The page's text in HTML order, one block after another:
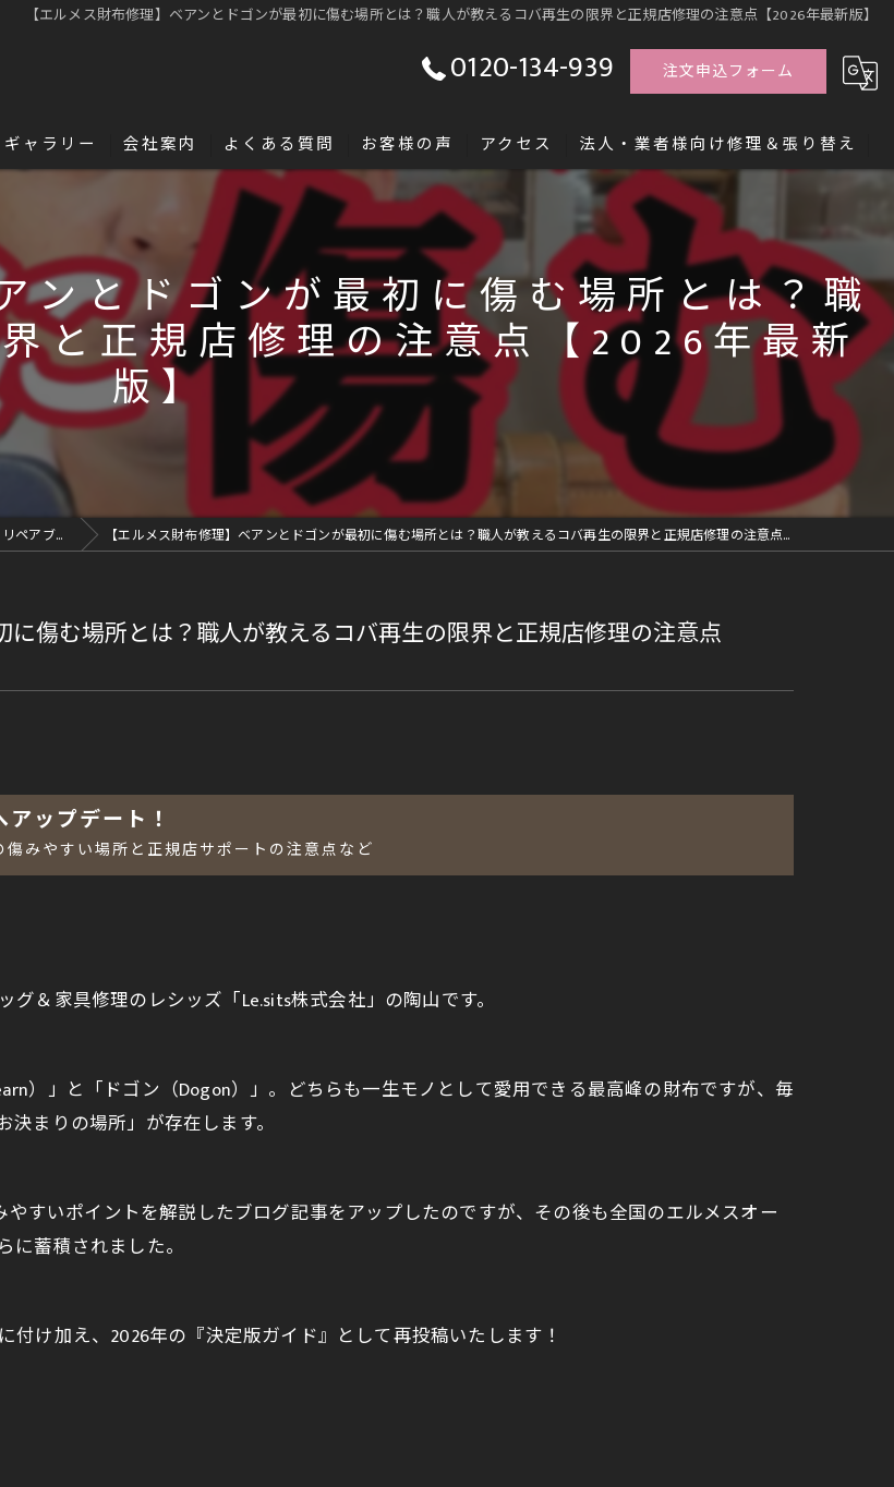
【エルメス財布修理】ベアンとドゴンが最初に傷む場所とは？職人が教えるコバ再生の限界と正規店修理の注意点【2026年最新版】
0120-134-939 注文申込フォーム
ギャラリー 会社案内
名古屋・浜松で革修理の独立・開業を目指す「レシッズ職人独立塾」
よくある質問
革の豆知識
お客様の声 アクセス 法人・業者様向け修理＆張り替え
ンとドゴンが最初に傷む場所とは？職
と正規店修理の注意点【2026年最新
版】
リペアブログ 【エルメス財布修理】ベアンとドゴンが最初に傷む場所とは？職人が教えるコバ再生の限界と正規店修理の注意点【2026年最新版】
に傷む場所とは？職人が教えるコバ再生の限界と正規店修理の注意点
ップデート！
みやすい場所と正規店サポートの注意点など
＆家具修理のレシッズ「Le.sits株式会社」の陶山です。
）」と「ドゴン（Dogon）」。どちらも一生モノとして愛用できる最高峰の財布ですが、毎
まりの場所」が存在します。
すいポイントを解説したブログ記事をアップしたのですが、その後も全国のエルメスオー
蓄積されました。
け加え、2026年の『決定版ガイド』として再投稿いたします！